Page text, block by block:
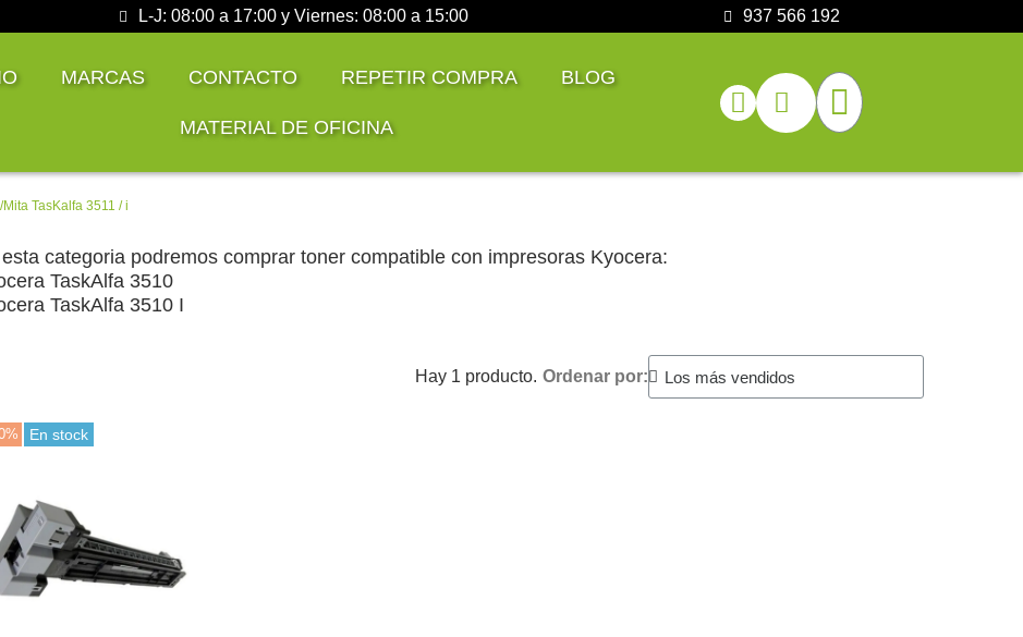
L-J: 08:00 a 17:00 y Viernes: 08:00 a 15:00 937 566 192
MARCAS CONTACTO REPETIR COMPRA BLOG
MATERIAL DE OFICINA
Mita TasKalfa 3511 / i
categoria podremos comprar toner compatible con impresoras Kyocera:
TaskAlfa 3510
TaskAlfa 3510 I
Hay 1 producto. Ordenar por:
En stock